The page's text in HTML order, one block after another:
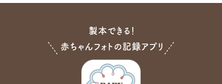
製本できる！
赤ちゃんフォトの記録アプリ